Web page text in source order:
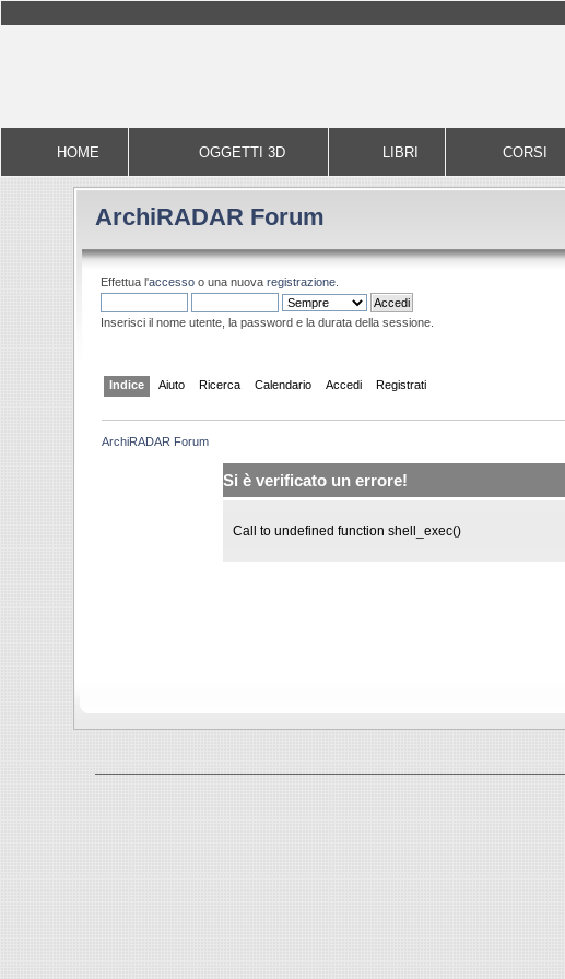
HOME OGGETTI 3D LIBRI CORSI
ArchiRADAR Forum
Effettua l'accesso o una nuovaregistrazione.
Inserisci il nome utente, la password e la durata della sessione.
Indice Aiuto Ricerca Calendario Accedi Registrati
ArchiRADAR Forum
Si è verificato un errore!
Call to undefined function shell_exec()